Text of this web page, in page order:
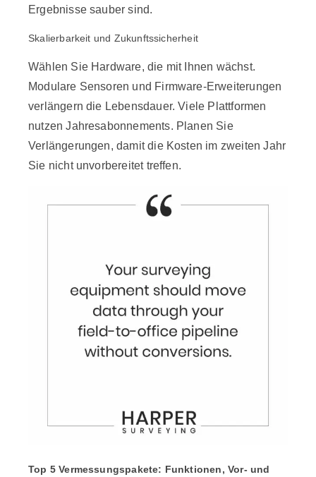
Ergebnisse sauber sind.
Skalierbarkeit und Zukunftssicherheit
Wählen Sie Hardware, die mit Ihnen wächst.
Modulare Sensoren und Firmware-Erweiterungen
verlängern die Lebensdauer. Viele Plattformen
nutzen Jahresabonnements. Planen Sie
Verlängerungen, damit die Kosten im zweiten Jahr
Sie nicht unvorbereitet treffen.
Top 5 Vermessungspakete: Funktionen, Vor- und